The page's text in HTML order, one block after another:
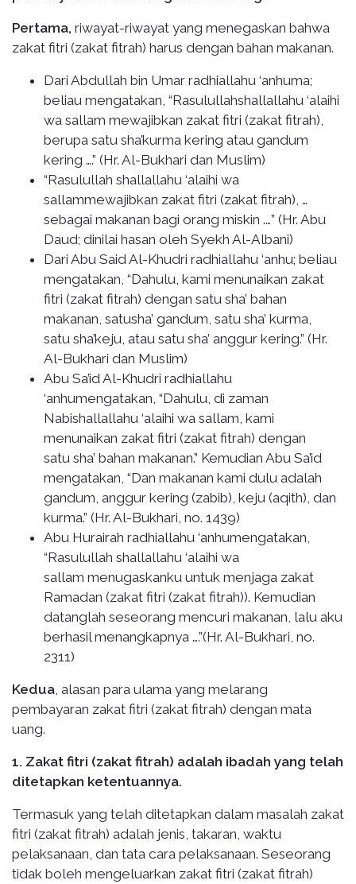
Pertama, riwayat-riwayat yang menegaskan bahwa
zakat fitri (zakat fitrah) harus dengan bahan makanan.
Dari Abdullah bin Umar radhiallahu ‘anhuma;
beliau mengatakan, “Rasulullahshallallahu ‘alaihi
wa sallam mewajibkan zakat fitri (zakat fitrah),
berupa satu sha’kurma kering atau gandum
kering ….” (Hr. Al-Bukhari dan Muslim)
“Rasulullah shallallahu ‘alaihi wa
sallammewajibkan zakat fitri (zakat fitrah), …
sebagai makanan bagi orang miskin .…” (Hr. Abu
Daud; dinilai hasan oleh Syekh Al-Albani)
Dari Abu Said Al-Khudri radhiallahu ‘anhu; beliau
mengatakan, “Dahulu, kami menunaikan zakat
fitri (zakat fitrah) dengan satu sha’ bahan
makanan, satusha’ gandum, satu sha’ kurma,
satu sha’keju, atau satu sha’ anggur kering.” (Hr.
Al-Bukhari dan Muslim)
Abu Sa’id Al-Khudri radhiallahu
‘anhumengatakan, “Dahulu, di zaman
Nabishallallahu ‘alaihi wa sallam, kami
menunaikan zakat fitri (zakat fitrah) dengan
satu sha’ bahan makanan.” Kemudian Abu Sa’id
mengatakan, “Dan makanan kami dulu adalah
gandum, anggur kering (zabib), keju (aqith), dan
kurma.” (Hr. Al-Bukhari, no. 1439)
Abu Hurairah radhiallahu ‘anhumengatakan,
“Rasulullah shallallahu ‘alaihi wa
sallam menugaskanku untuk menjaga zakat
Ramadan (zakat fitri (zakat fitrah)). Kemudian
datanglah seseorang mencuri makanan, lalu aku
berhasil menangkapnya ….”(Hr. Al-Bukhari, no.
2311)
Kedua , alasan para ulama yang melarang
pembayaran zakat fitri (zakat fitrah) dengan mata
uang.
1. Zakat fitri (zakat fitrah) adalah ibadah yang telah
ditetapkan ketentuannya.
Termasuk yang telah ditetapkan dalam masalah zakat
fitri (zakat fitrah) adalah jenis, takaran, waktu
pelaksanaan, dan tata cara pelaksanaan. Seseorang
tidak boleh mengeluarkan zakat fitri (zakat fitrah)